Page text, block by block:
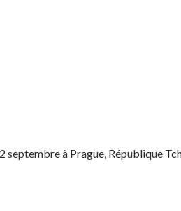
septembre à Prague, République